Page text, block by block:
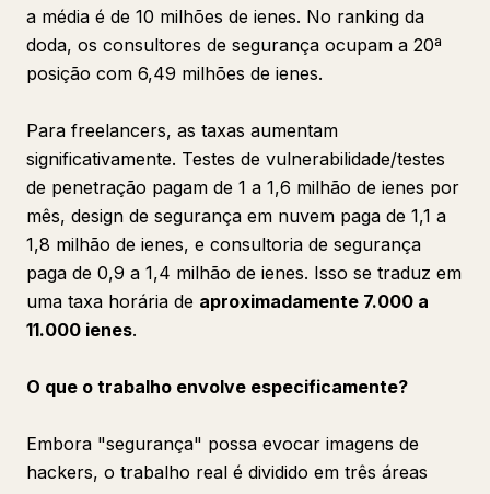
a média é de 10 milhões de ienes. No ranking da
doda, os consultores de segurança ocupam a 20ª
posição com 6,49 milhões de ienes.
Para freelancers, as taxas aumentam
significativamente. Testes de vulnerabilidade/testes
de penetração pagam de 1 a 1,6 milhão de ienes por
mês, design de segurança em nuvem paga de 1,1 a
1,8 milhão de ienes, e consultoria de segurança
paga de 0,9 a 1,4 milhão de ienes. Isso se traduz em
uma taxa horária de aproximadamente 7.000 a
11.000 ienes.
O que o trabalho envolve especificamente?
Embora "segurança" possa evocar imagens de
hackers, o trabalho real é dividido em três áreas